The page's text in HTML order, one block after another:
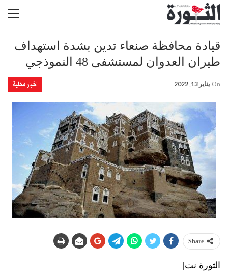
قيادة محافظة صنعاء تدين بشدة استهداف
طيران العدوان لمستشفى 48 النموذجي
اخبار محلية On يناير 13, 2022
Share
الثورة نت|